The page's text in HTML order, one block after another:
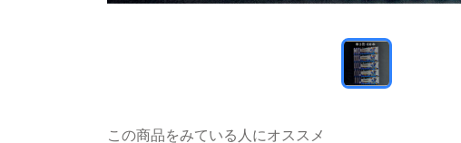
この商品をみている人にオススメ